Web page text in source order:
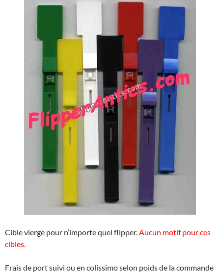
Cible vierge pour n’importe quel flipper.Aucun motif pour ces
cibles.
Frais de port suivi ou en colissimo selon poids de la commande